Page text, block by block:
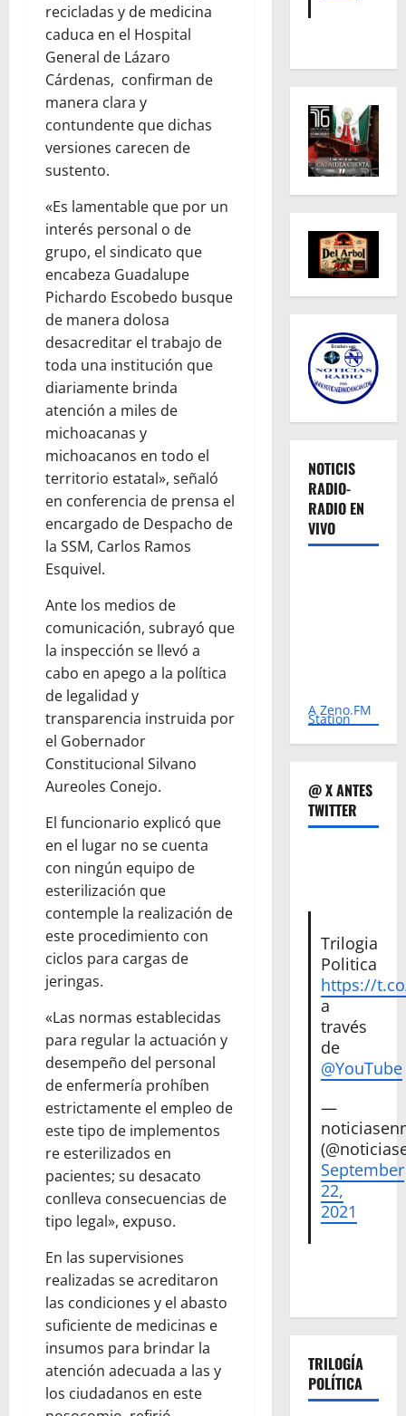
recicladas y de medicina
caduca en el Hospital
General de Lázaro
Cárdenas, confirman de
manera clara y
contundente que dichas
versiones carecen de
sustento.
«Es lamentable que por un
interés personal o de
grupo, el sindicato que
encabeza Guadalupe
Pichardo Escobedo busque
de manera dolosa
desacreditar el trabajo de
toda una institución que
diariamente brinda
atención a miles de
michoacanas y
michoacanos en todo el
territorio estatal», señaló
en conferencia de prensa el
encargado de Despacho de
la SSM, Carlos Ramos
Esquivel.
Ante los medios de
comunicación, subrayó que
la inspección se llevó a
cabo en apego a la política
de legalidad y
transparencia instruida por
el Gobernador
Constitucional Silvano
Aureoles Conejo.
El funcionario explicó que
en el lugar no se cuenta
con ningún equipo de
esterilización que
contemple la realización de
este procedimiento con
ciclos para cargas de
jeringas.
«Las normas establecidas
para regular la actuación y
desempeño del personal
de enfermería prohíben
estrictamente el empleo de
este tipo de implementos
re esterilizados en
pacientes; su desacato
conlleva consecuencias de
tipo legal», expuso.
En las supervisiones
realizadas se acreditaron
las condiciones y el abasto
suficiente de medicinas e
insumos para brindar la
atención adecuada a las y
los ciudadanos en este
NOTICIS
RADIO-
RADIO EN
VIVO
A Zeno.FM
Station
@ X ANTES
TWITTER
Trilogia
Politica
https://
a
través
de
@YouTube
—
September
22,
2021
TRILOGÍA
POLÍTICA